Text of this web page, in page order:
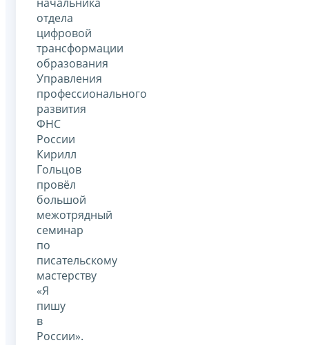
отдела
цифровой
трансформации
образования
Управления
профессионального
развития
ФНС
России
Кирилл
Гольцов
провёл
большой
межотрядный
семинар
по
писательскому
мастерству
«Я
пишу
в
России».